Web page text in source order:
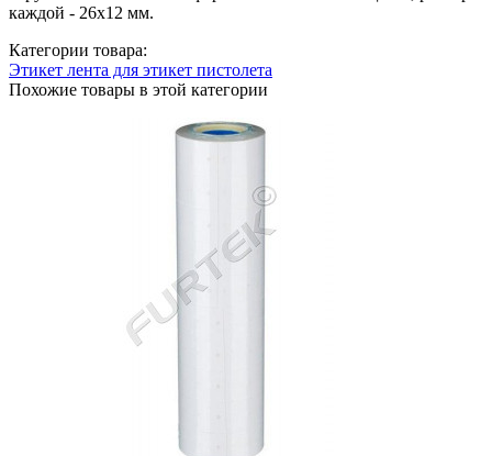
каждой - 26х12 мм.
Категории товара:
Этикет лента для этикет пистолета
Похожие товары в этой категории